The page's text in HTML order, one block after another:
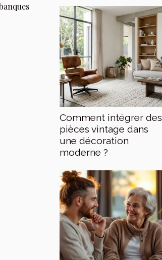
Comment intégrer des
pièces vintage dans
une décoration
moderne ?